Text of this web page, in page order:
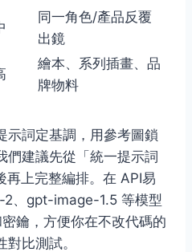
同一角色/產品反覆
出鏡
繪本、系列插畫、品
牌物料
示詞定基調，用參考圖鎖
們建議先從「統一提示詞
再上完整編排。在 API易
、gpt-image-1.5 等模型
鑰，方便你在不改代碼的
比測試。